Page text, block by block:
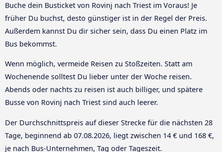
Buche dein Busticket von Rovinj nach Triest im Voraus! Je
früher Du buchst, desto günstiger ist in der Regel der Preis.
Außerdem kannst Du dir sicher sein, dass Du einen Platz im
Bus bekommst.
Wenn möglich, vermeide Reisen zu Stoßzeiten. Statt am
Wochenende solltest Du lieber unter der Woche reisen.
Abends oder nachts zu reisen ist auch billiger, und spätere
Busse von Rovinj nach Triest sind auch leerer.
Der Durchschnittspreis auf dieser Strecke für die nächsten 28
Tage, beginnend ab 07.08.2026, liegt zwischen 14 € und 168 €,
je nach Bus-Unternehmen, Tag oder Tageszeit.